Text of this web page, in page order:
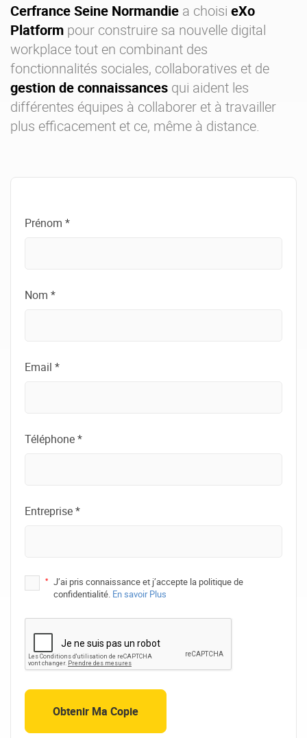
Cerfrance Seine Normandie a choisi eXo
Platform pour construire sa nouvelle digital
workplacetout en combinant des
fonctionnalités sociales, collaboratives et de
gestion de connaissances qui aident les
différentes équipes à collaborer et à travailler
plus efficacement et ce, même à distance.
Prénom *
Nom *
Email *
Téléphone *
Entreprise *
* J’ai pris connaissance et j’accepte la politique de
confidentialité. En savoir Plus